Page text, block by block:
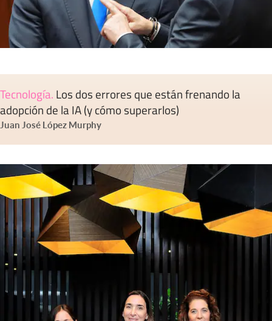
Tecnología. Los dos errores que están frenando la
adopción de la IA (y cómo superarlos)
Juan José López Murphy